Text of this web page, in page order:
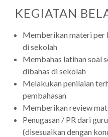
KEGIATAN
Memberikan materi per
di sekolah
Membahas latihan soal
dibahas di sekolah
Melakukan penilaian
pembahasan
Memberikan review
Penugasan / PR dari
(disesuaikan dengan